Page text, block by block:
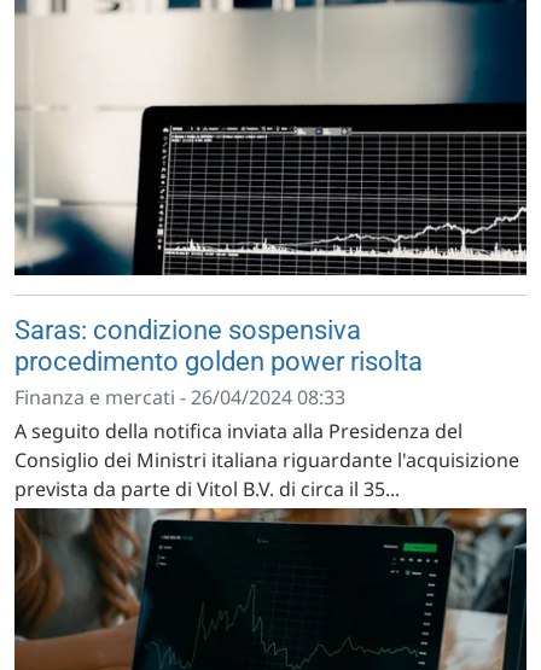
Saras: condizione sospensiva
procedimento golden power risolta
Finanza e mercati - 26/04/2024 08:33
A seguito della notifica inviata alla Presidenza del
Consiglio dei Ministri italiana riguardante l'acquisizione
prevista da parte di Vitol B.V. di circa il 35...